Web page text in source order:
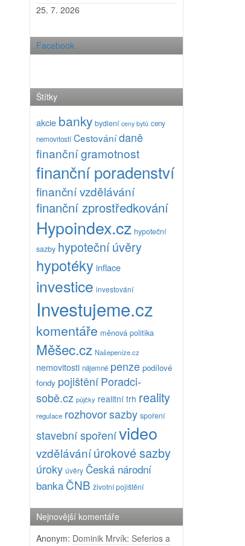
25. 7. 2026
Facebook
Štítky
akcie banky bydlení ceny bytů ceny
nemovitostí Cestování daně
finanční gramotnost
finanční poradenství
finanční vzdělávání
finanční zprostředkování
Hypoindex.cz hypoteční
sazby hypoteční úvěry
hypotéky inflace
investice investování
Investujeme.cz
komentáře měnová politika
Měšec.cz Našepeníze.cz
nemovitosti nájemné penze podílové
fondy pojištění Poradci-
sobě.cz půjčky realitní trh reality
regulace rozhovorsazby spoření
stavební spořenívideo
vzdělávání úrokové sazby
úroky úvěry Česká národní
banka ČNB životní pojištění
Nejnovější komentáře
Anonym: Dominik Mrvík: Seferios a